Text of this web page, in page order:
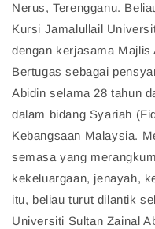
Nerus, Terengganu.
Kursi Jamalullail
dengan kerjasama
Bertugas sebagai
Abidin selama 28 tahun
dalam bidang Syariah
Kebangsaan Malaysia.
semasa yang
kekeluargaan, jenayah,
itu, beliau turut dilantik
Universiti Sultan Zainal